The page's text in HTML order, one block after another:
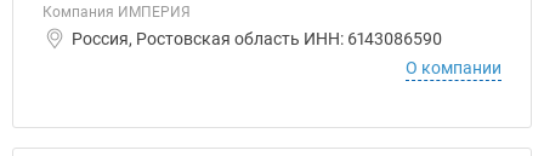
Компания ИМПЕРИЯ
Россия, Ростовская область ИНН: 6143086590
О компании